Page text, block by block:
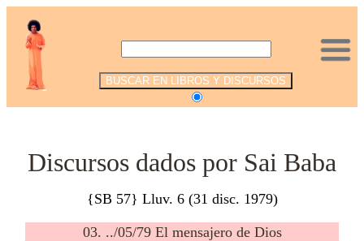
Discursos dados por Sai Baba
{SB 57} Lluv. 6 (31 disc. 1979)
03. ../05/79 El mensajero de Dios